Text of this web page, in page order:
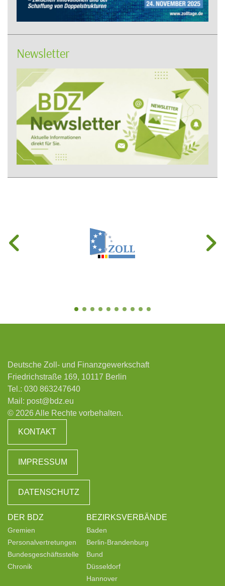
Newsletter
Deutsche Zoll- und Finanzgewerkschaft
Friedrichstraße 169, 10117 Berlin
Tel.: 030 863247640
Mail: post@bdz.eu
© 2026 Alle Rechte vorbehalten.
KONTAKT
IMPRESSUM
DATENSCHUTZ
DER BDZ
Gremien
Personalvertretungen
Bundesgeschäftsstelle
Chronik
BEZIRKSVERBÄNDE
Baden
Berlin-Brandenburg
Bund
Düsseldorf
Hannover